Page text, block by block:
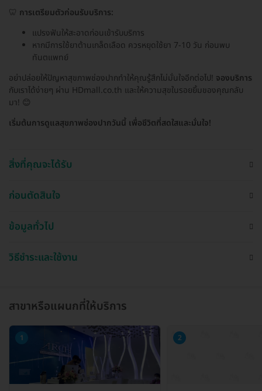
🦷 การเตรียมตัวก่อนรับบริการ:
แปรงฟันให้สะอาดก่อนเข้ารับบริการ
หากมีการใช้ยาต้านเกล็ดเลือด ควรหยุดใช้ยา 7-10 วัน ก่อนพบ
ทันตแพทย์
อย่าปล่อยให้ปัญหาสุขภาพช่องปากทำให้คุณรู้สึกไม่มั่นใจอีกต่อไป! จองบริการ
กับเราได้ง่ายๆ ผ่าน HDmall.co.th และให้ความสุขในรอยยิ้มของคุณกลับ
มา! 😊
เริ่มต้นการดูแลสุขภาพช่องปากวันนี้ เพื่อชีวิตที่สดใสและมั่นใจ!
สิ่งที่คุณจะได้รับ
ก่อนตัดสินใจ
ข้อมูลทั่วไป
วิธีชำระและใช้งาน
สาขาหรือแผนกที่ให้บริการ
1 2